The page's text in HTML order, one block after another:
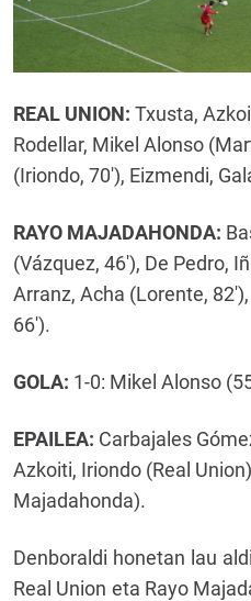
REAL UNION: Txusta,
Rodellar, Mikel Alonso
(Iriondo, 70'), Eizmendi,
RAYO MAJADAHONDA:
(Vázquez, 46'), De Pedro,
Arranz, Acha (Lorente,
66').
GOLA: 1-0: Mikel Alonso
EPAILEA: Carbajales
Azkoiti, Iriondo (Real
Majadahonda).
Denboraldi honetan lau
Real Union eta Rayo